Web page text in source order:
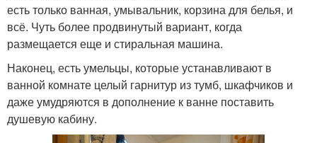
есть только ванная, умывальник, корзина для белья, и
всё. Чуть более продвинутый вариант, когда
размещается еще и стиральная машина.
Наконец, есть умельцы, которые устанавливают в
ванной комнате целый гарнитур из тумб, шкафчиков и
даже умудряются в дополнение к ванне поставить
душевую кабину.